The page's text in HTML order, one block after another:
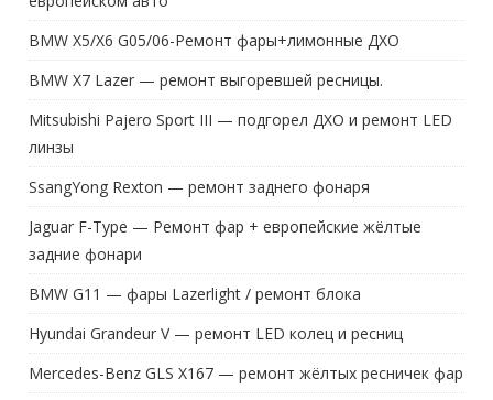
BMW X5/X6 G05/06-Ремонт фары+лимонные ДХО
BMW X7 Lazer — ремонт выгоревшей ресницы.
Mitsubishi Pajero Sport III — подгорел ДХО и ремонт LED
линзы
SsangYong Rexton — ремонт заднего фонаря
Jaguar F-Type — Ремонт фар + европейские жёлтые
задние фонари
BMW G11 — фары Lazerlight / ремонт блока
Hyundai Grandeur V — ремонт LED колец и ресниц
Mercedes-Benz GLS X167 — ремонт жёлтых ресничек фар